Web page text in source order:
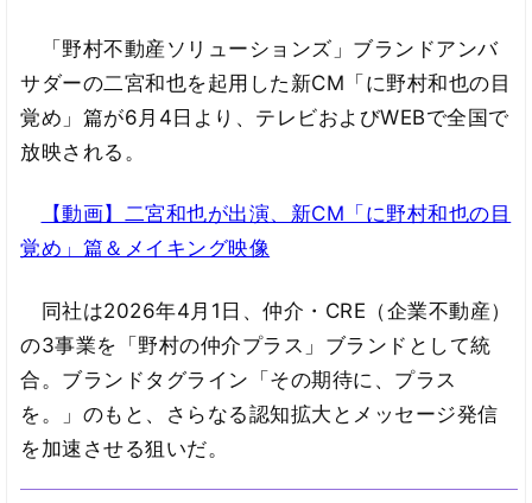
「野村不動産ソリューションズ」ブランドアンバ
サダーの二宮和也を起用した新CM「に野村和也の目
覚め」篇が6月4日より、テレビおよびWEBで全国で
放映される。
【動画】二宮和也が出演、新CM「に野村和也の目
覚め」篇＆メイキング映像
同社は2026年4月1日、仲介・CRE（企業不動産）
の3事業を「野村の仲介プラス」ブランドとして統
合。ブランドタグライン「その期待に、プラス
を。」のもと、さらなる認知拡大とメッセージ発信
を加速させる狙いだ。